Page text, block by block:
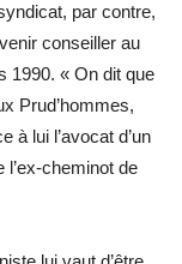
par contre,
conseiller au
1990. « On dit que
Prud’hommes,
à lui l’avocat d’un
l’ex-cheminot de